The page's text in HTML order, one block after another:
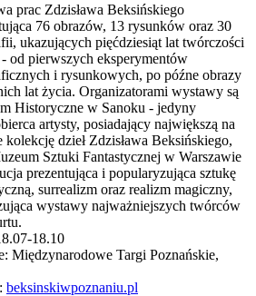
prac Zdzisława Beksińskiego
76 obrazów, 13 rysunków oraz 30
ukazujących pięćdziesiąt lat twórczości
od pierwszych eksperymentów
i rysunkowych, po późne obrazy
lat życia. Organizatorami wystawy są
Historyczne w Sanoku - jedyny
artysty, posiadający największą na
kolekcję dzieł Zdzisława Beksińskiego,
Sztuki Fantastycznej w Warszawie
prezentująca i popularyzująca sztukę
surrealizm oraz realizm magiczny,
wystawy najważniejszych twórców
18.10
Międzynarodowe Targi Poznańskie,
beksinskiwpoznaniu.pl